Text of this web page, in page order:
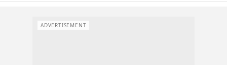
ADVERTISEMENT